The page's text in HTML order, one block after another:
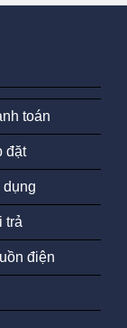
toán
đặt
trả
điện